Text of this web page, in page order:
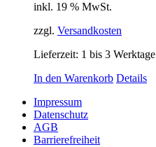
inkl. 19 % MwSt.
zzgl. Versandkosten
Lieferzeit: 1 bis 3 Werktage
In den Warenkorb Details
Impressum
Datenschutz
AGB
Barrierefreiheit